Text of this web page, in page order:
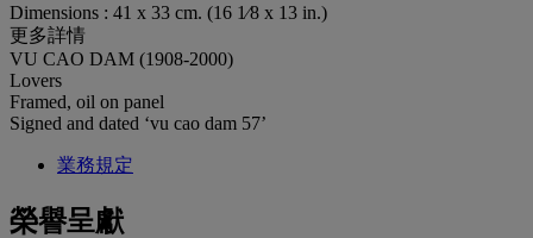
Dimensions : 41 x 33 cm. (16 1⁄8 x 13 in.)
更多詳情
VU CAO DAM (1908-2000)
Lovers
Framed, oil on panel
Signed and dated ‘vu cao dam 57’
業務規定
榮譽呈獻